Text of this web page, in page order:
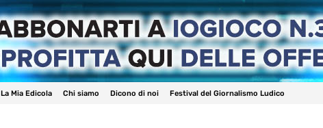
La Mia Edicola Chi siamo Dicono di noi Festival del Giornalismo Ludico